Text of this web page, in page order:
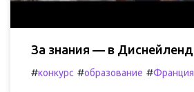
За знания — в Диснейленд
#конкурс #образование #Франция